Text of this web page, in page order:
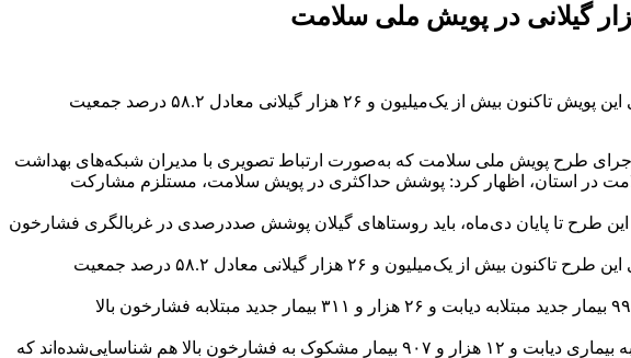
رئیس دانشگاه علوم پزشکی گیلان با اشاره به پیشرفت اجرای طرح پویش ملی سلامت در استان، گفت: از ابتدای اجرای این پویش تاکنون بیش از یک‌میلیون و ۲۶ هزار گیلانی معادل ۵۸.۲ درصد جمعیت
طرح پویش ملی سلامت که به‌صورت ارتباط تصویری با مدیران شبکه‌های بهداشت
در استان، اظهار کرد: پوشش حداکثری در پویش سلامت، مستلزم مشارکت
استمرار اجرای این طرح تا پایان دی‌ماه، باید روستاهای گیلان پوشش صددرصدی در غربالگری فشارخون
رئیس دانشگاه علوم پزشکی گیلان با اشاره به پیشرفت اجرای طرح پویش ملی سلامت در استان، گفت: از ابتدای اجرای این طرح تاکنون بیش از یک‌میلیون و ۲۶ هزار گیلانی معادل ۵۸.۲ درصد جمعیت
دکتر آشوبی با اشاره به میزان شناسایی افراد غربالگری شده در پویش سلامت استان گیلان، افزود: تاکنون، ۱۷ هزار و ۹۹۳ بیمار جدید مبتلابه دیابت و ۲۶ هزار و ۳۱۱ بیمار جدید مبتلابه فشارخون بالا
وی با اشاره به شناسایی‌ افراد مشکوک به دیابت و فشارخون بالا در این طرح نیز بیان کرد: ۹ هزار و ۵۹۸ بیمار مشکوک به بیماری دیابت و ۱۲ هزار و ۹۰۷ بیمار مشکوک به فشارخون بالا هم شناسایی‌شده‌اند که